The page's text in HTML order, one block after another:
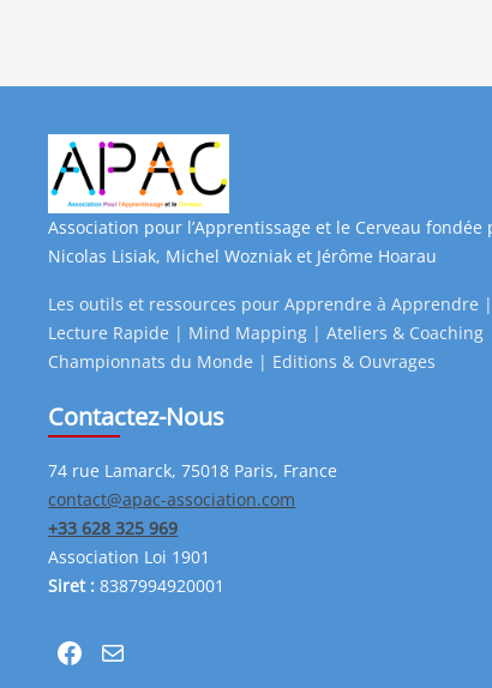
Association pour l’Apprentissage et le Cerveau fondée
Nicolas Lisiak, Michel Wozniak et Jérôme Hoarau
Les outils et ressources pour Apprendre à Apprendre |
Lecture Rapide | Mind Mapping | Ateliers & Coaching
Championnats du Monde | Editions & Ouvrages
Contactez-Nous
74 rue Lamarck, 75018 Paris, France
contact@apac-association.com
+33 628 325 969
Association Loi 1901
Siret :8387994920001
Facebook Mail